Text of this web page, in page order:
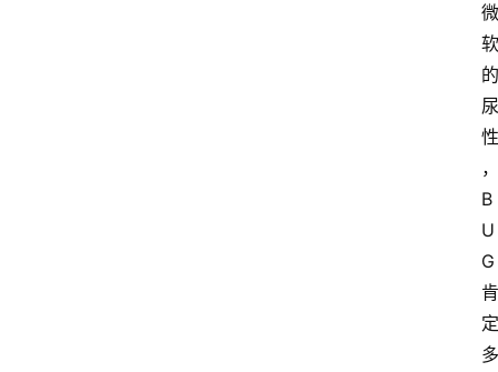
微
软
的
尿
性
，
B
U
G
肯
定
多